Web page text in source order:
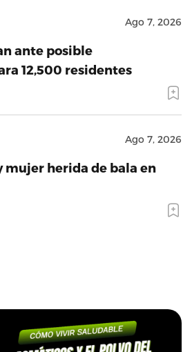
Ago 7, 2026
ante posible
12,500 residentes
Ago 7, 2026
mujer herida de bala en